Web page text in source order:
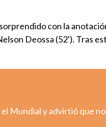
con la
Deossa (52'). Tras
Mundial y advirtió que no